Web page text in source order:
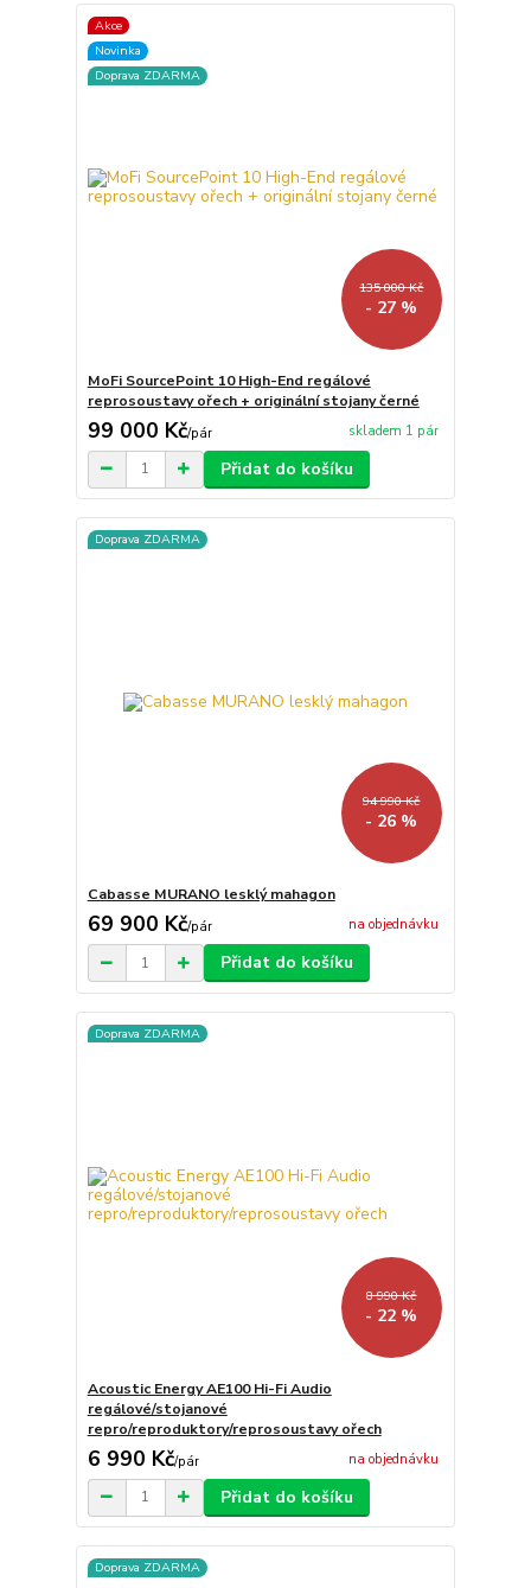
Akce
Novinka
Doprava ZDARMA
135 000 Kč
- 27 %
MoFi SourcePoint 10 High-End regálové
reprosoustavy ořech + originální stojany černé
99 000 Kč/pár skladem 1 pár
Přidat do košíku
Doprava ZDARMA
94 990 Kč
- 26 %
Cabasse MURANO lesklý mahagon
69 900 Kč/pár na objednávku
Přidat do košíku
Doprava ZDARMA
8 990 Kč
- 22 %
Acoustic Energy AE100 Hi-Fi Audio
regálové/stojanové
repro/reproduktory/reprosoustavy ořech
6 990 Kč/pár na objednávku
Přidat do košíku
Doprava ZDARMA